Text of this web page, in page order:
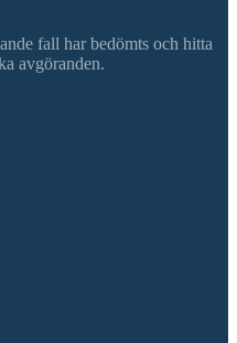
fall har bedömts och hitta
avgöranden.